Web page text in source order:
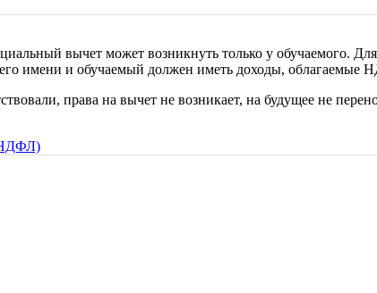
вычет может возникнуть только у обучаемого.
имени и обучаемый должен иметь доходы, облагаемые
права на вычет не возникает, на будущее не